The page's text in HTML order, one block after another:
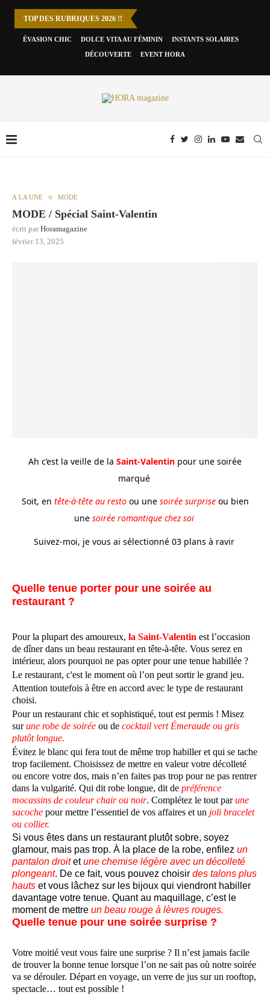
TOP DES RUBRIQUES 2026 !!
ÉVASION CHIC DOLCE VITA AU FÉMININ INSTANTS SOLAIRES
DÉCOUVERTE EVENT HORA
À LA UNE MODE
MODE / Spécial Saint-Valentin
écrit parHoramagazine
février 13, 2025
Ah c’est la veille de la Saint-Valentin pour une soirée
marqué
Soit, en tête-à-tête au resto ou une soirée surprise ou bien
une soirée romantique chez soi
Suivez-moi, je vous ai sélectionné 03 plans à ravir
Quelle tenue porter pour une soirée au
restaurant ?
Pour la plupart des amoureux, la Saint-Valentin est l’occasion
de dîner dans un beau restaurant en tête-à-tête. Vous serez en
intérieur, alors pourquoi ne pas opter pour une tenue habillée ?
Le restaurant, c'est le moment où l’on peut sortir le grand jeu.
Attention toutefois à être en accord avec le type de restaurant
choisi.
Pour un restaurant chic et sophistiqué, tout est permis ! Misez
surune robe de soirée ou de cocktail vert Émeraude ou gris
plutôt longue.
Évitez le blanc qui fera tout de même trop habiller et qui se tache
trop facilement. Choisissez de mettre en valeur votre décolleté
ou encore votre dos, mais n’en faites pas trop pour ne pas rentrer
dans la vulgarité. Qui dit robe longue, dit de préférence
mocassins de couleur chair ou noir. Complétez le tout parune
sacoche pour mettre l’essentiel de vos affaires et un joli bracelet
ou collier.
Si vous êtes dans un restaurant plutôt sobre, soyez
glamour, mais pas trop. À la place de la robe, enfilez un
pantalon droitetune chemise légère avec un décolleté
plongeant. De ce fait, vous pouvez choisir des talons plus
hauts et vous lâchez sur les bijoux qui viendront habiller
davantage votre tenue. Quant au maquillage, c’est le
moment de mettre un beau rouge à lèvres rouges.
Quelle tenue pour une soirée surprise ?
Votre moitié veut vous faire une surprise ? Il n’est jamais facile
de trouver la bonne tenue lorsque l’on ne sait pas où notre soirée
va se dérouler. Départ en voyage, un verre de jus sur un rooftop,
spectacle… tout est possible !